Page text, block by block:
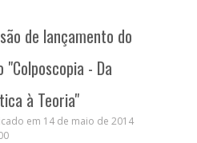
de lançamento do
"Colposcopia - Da
à Teoria"
em 14 de maio de 2014